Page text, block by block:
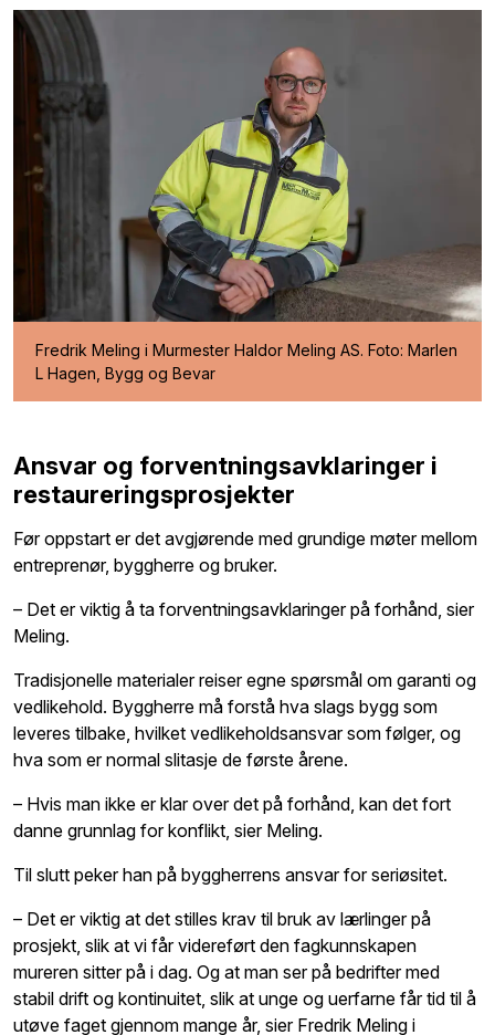
Fredrik Meling i Murmester Haldor Meling AS. Foto: Marlen
L Hagen, Bygg og Bevar
Ansvar og forventningsavklaringer i
restaureringsprosjekter
Før oppstart er det avgjørende med grundige møter mellom
entreprenør, byggherre og bruker.
– Det er viktig å ta forventningsavklaringer på forhånd, sier
Meling.
Tradisjonelle materialer reiser egne spørsmål om garanti og
vedlikehold. Byggherre må forstå hva slags bygg som
leveres tilbake, hvilket vedlikeholdsansvar som følger, og
hva som er normal slitasje de første årene.
– Hvis man ikke er klar over det på forhånd, kan det fort
danne grunnlag for konflikt, sier Meling.
Til slutt peker han på byggherrens ansvar for seriøsitet.
– Det er viktig at det stilles krav til bruk av lærlinger på
prosjekt, slik at vi får videreført den fagkunnskapen
mureren sitter på i dag. Og at man ser på bedrifter med
stabil drift og kontinuitet, slik at unge og uerfarne får tid til å
utøve faget gjennom mange år, sier Fredrik Meling i